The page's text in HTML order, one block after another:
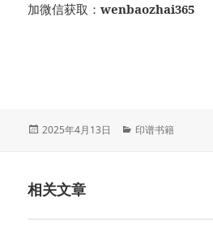
加微信获取：wenbaozhai365
发
2025年4月13日
分
印谱书籍
相关文章